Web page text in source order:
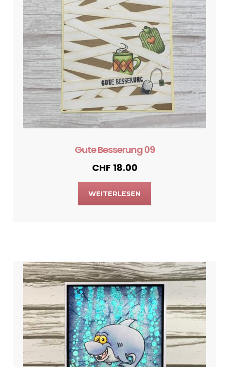
Gute Besserung 09
CHF 18.00
WEITERLESEN